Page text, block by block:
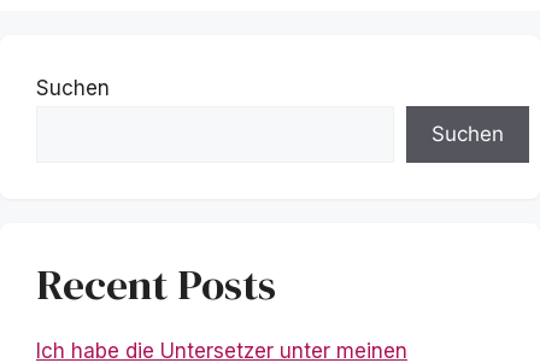
Suchen
Suchen
Recent Posts
Ich habe die Untersetzer unter meinen